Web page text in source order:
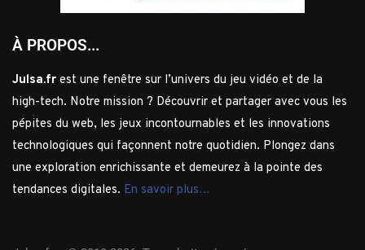
À PROPOS...
Julsa.fr est une fenêtre sur l’univers du jeu vidéo et de la
high-tech. Notre mission ? Découvrir et partager avec vous les
pépites du web, les jeux incontournables et les innovations
technologiques qui façonnent notre quotidien. Plongez dans
une exploration enrichissante et demeurez à la pointe des
tendances digitales. En savoir plus…